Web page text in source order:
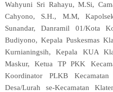
Wahyuni Sri Rahayu, M.Si,
Cahyono, S.H., M.M,
Sunandar, Danramil 01/Kota
Budiyono, Kepala Puskesmas
Kurnianingsih, Kepala KUA
Maskur, Ketua TP PKK
Koordinator PLKB
Desa/Lurah se-Kecamatan